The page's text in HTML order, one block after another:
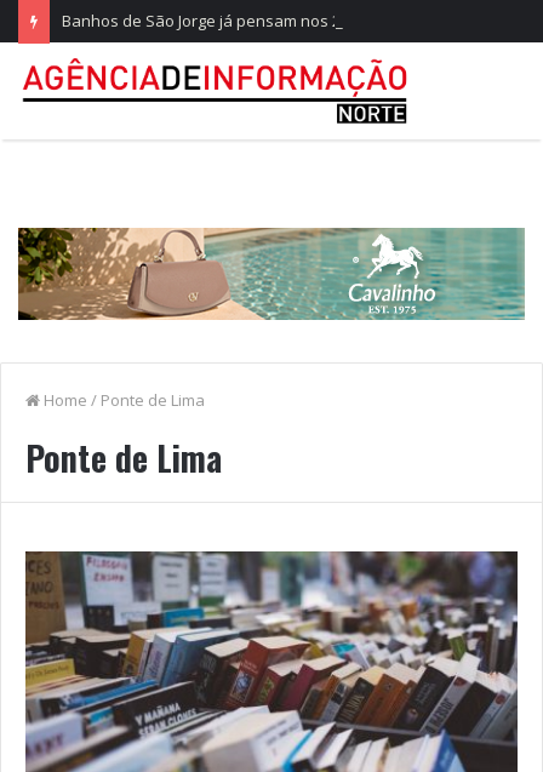
Home / Ponte de Lima
Ponte de Lima